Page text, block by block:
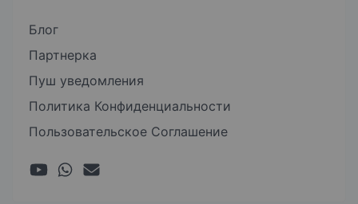
Блог
Партнерка
Пуш уведомления
Политика Конфиденциальности
Пользовательское Соглашение